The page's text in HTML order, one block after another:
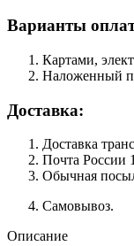
Варианты
Картами,
Наложенный
Доставка:
Доставка
Почта России
Обычная
Самовывоз.
Описание